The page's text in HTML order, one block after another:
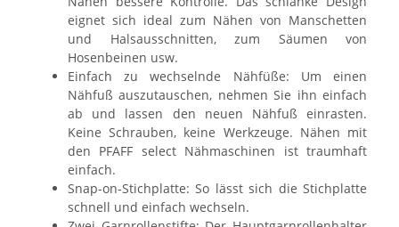
eignet sich ideal zum Nähen von Manschetten
und Halsausschnitten, zum Säumen von
Hosenbeinen usw.
Einfach zu wechselnde Nähfüße: Um einen
Nähfuß auszutauschen, nehmen Sie ihn einfach
ab und lassen den neuen Nähfuß einrasten.
Keine Schrauben, keine Werkzeuge. Nähen mit
den PFAFF select Nähmaschinen ist traumhaft
einfach.
Snap-on-Stichplatte: So lässt sich die Stichplatte
schnell und einfach wechseln.